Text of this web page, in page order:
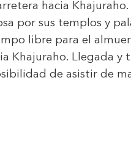
hacia
por sus templos y
libre para el
Khajuraho. Llegada y
de asistir de